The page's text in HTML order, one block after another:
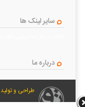
سایر لینک ها
درباره ما
طراحی و